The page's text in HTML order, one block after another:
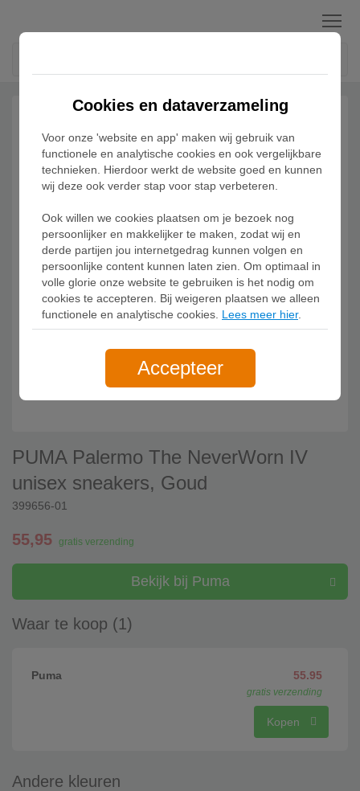
Menu
PUMA Palermo The NeverWorn IV
unisex sneakers, Goud
399656-01
55,95 gratis verzending
Bekijk bij Puma
Waar te koop (1)
Puma 55.95
gratis verzending
Kopen
Andere kleuren
Cookies en dataverzameling
Voor onze 'website en app' maken wij gebruik van
functionele en analytische cookies en ook vergelijkbare
technieken. Hierdoor werkt de website goed en kunnen
wij deze ook verder stap voor stap verbeteren.
Ook willen we cookies plaatsen om je bezoek nog
persoonlijker en makkelijker te maken, zodat wij en
derde partijen jou internetgedrag kunnen volgen en
persoonlijke content kunnen laten zien. Om optimaal in
volle glorie onze website te gebruiken is het nodig om
cookies te accepteren. Bij weigeren plaatsen we alleen
functionele en analytische cookies. Lees meer hier.
Accepteer